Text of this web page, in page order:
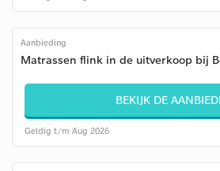
Aanbieding
Matrassen flink in de uitverkoop bij
BEKIJK DE
Geldig t/m Aug 2026